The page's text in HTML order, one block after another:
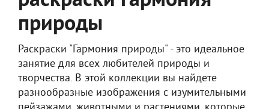
природы
Раскраски "Гармония природы" - это идеальное
занятие для всех любителей природы и
творчества. В этой коллекции вы найдете
разнообразные изображения с изумительными